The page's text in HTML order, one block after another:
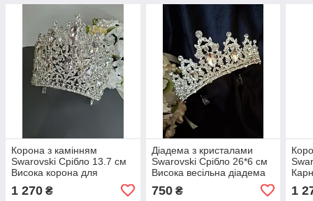
Корона з камінням
Swarovski Срібло 13.7 см
Висока корона для
діадема для зачіски
1 270 ₴
Діадема з кристалами
Swarovski Срібло 26*6 см
Висока весільна діадема
750₴ 1